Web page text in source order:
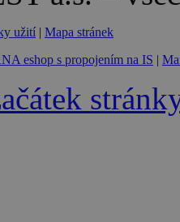
užití | Mapa stránek
eshop s propojením na IS |